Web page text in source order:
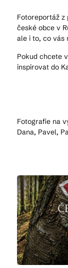
Fotoreportáž z
české obce v
ale i to, co vás
Pokud chcete
inspirovat do
Fotografie na
Dana, Pavel,